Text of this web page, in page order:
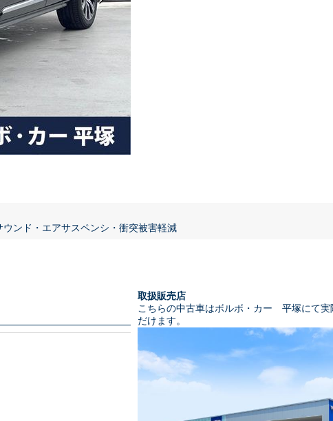
ンド・エアサスペンシ・衝突被害軽減
取扱販売店
こちらの中古車はボルボ・カー 平塚にて実
だけます。